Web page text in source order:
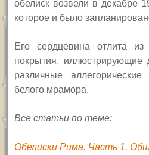
обелиск возвели в декабре
которое и было
Его сердцевина отлита
покрытия, иллюстрирующие
различные
белого мрамора.
Все статьи по теме:
Обелиски Рима. Часть 1.